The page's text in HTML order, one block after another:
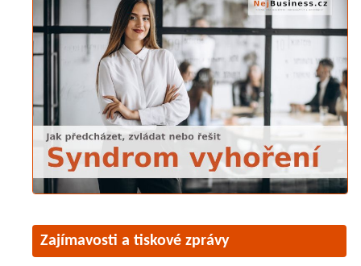
Zajímavosti a tiskové zprávy